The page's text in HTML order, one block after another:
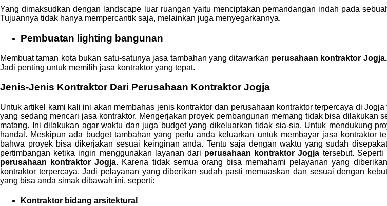
Yang dimaksudkan dengan landscape luar ruangan yaitu menciptakan pemandangan indah pada
Tujuannya tidak hanya mempercantik saja, melainkan juga menyegarkannya.
Pembuatan lighting bangunan
Membuat taman kota bukan satu-satunya jasa tambahan yang ditawarkan perusahaan kontraktor Jogja.
Jadi penting untuk memilih jasa kontraktor yang tepat.
Jenis-Jenis Kontraktor Dari Perusahaan Kontraktor Jogja
Untuk artikel kami kali ini akan membahas jenis kontraktor dan perusahaan kontraktor terpercaya di
yang sedang mencari jasa kontraktor. Mengerjakan proyek pembangunan memang tidak bisa
matang. Ini dilakukan agar waktu dan juga budget yang dikeluarkan tidak sia-sia. Untuk mendukung
handal. Meskipun ada budget tambahan yang perlu anda keluarkan untuk membayar jasa kontraktor
bahwa proyek bisa dikerjakan sesuai keinginan anda. Tentu saja dengan waktu yang sudah
pertimbangan ketika ingin menggunakan layanan dari perusahaan kontraktor Jogja tersebut.
perusahaan kontraktor Jogja. Karena tidak semua orang bisa memahami pelayanan yang
kontraktor terpercaya. Jadi pelayanan yang diberikan sudah pasti memuaskan dan sesuai dengan
yang bisa anda simak dibawah ini, seperti:
Kontraktor bidang arsitektural